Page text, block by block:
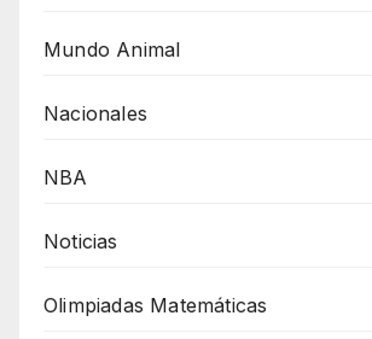
Mundo Animal
Nacionales
NBA
Noticias
Olimpiadas Matemáticas